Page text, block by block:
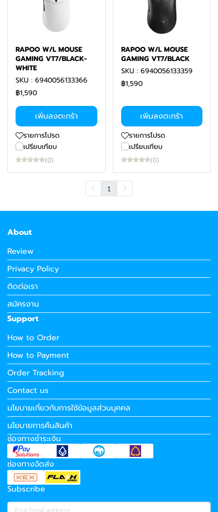
RAPOO W/L MOUSE
GAMING VT7/BLACK-
WHITE
SKU : 6940056133366
฿1,590
เพิ่มลงตะกร้า
รายการโปรด
เปรียบเทียบ
(0)
RAPOO W/L MOUSE
GAMING VT7/BLACK
SKU : 6940056133359
฿1,590
เพิ่มลงตะกร้า
รายการโปรด
เปรียบเทียบ
(0)
1
About
Review
Privacy Policy
ติดต่อเรา
สมัครงาน
Support
How to Order
How to Payment
Order Tracking
Contact us
นโยบายเกี่ยวกับการใช้ข้อมูลส่วนบุคคล
นโยบายการคืนสินค้า
ช่องทางชำระเงิน
ช่องทางจัดส่ง
Subscribe